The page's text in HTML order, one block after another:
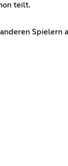
teilt.
Spielern